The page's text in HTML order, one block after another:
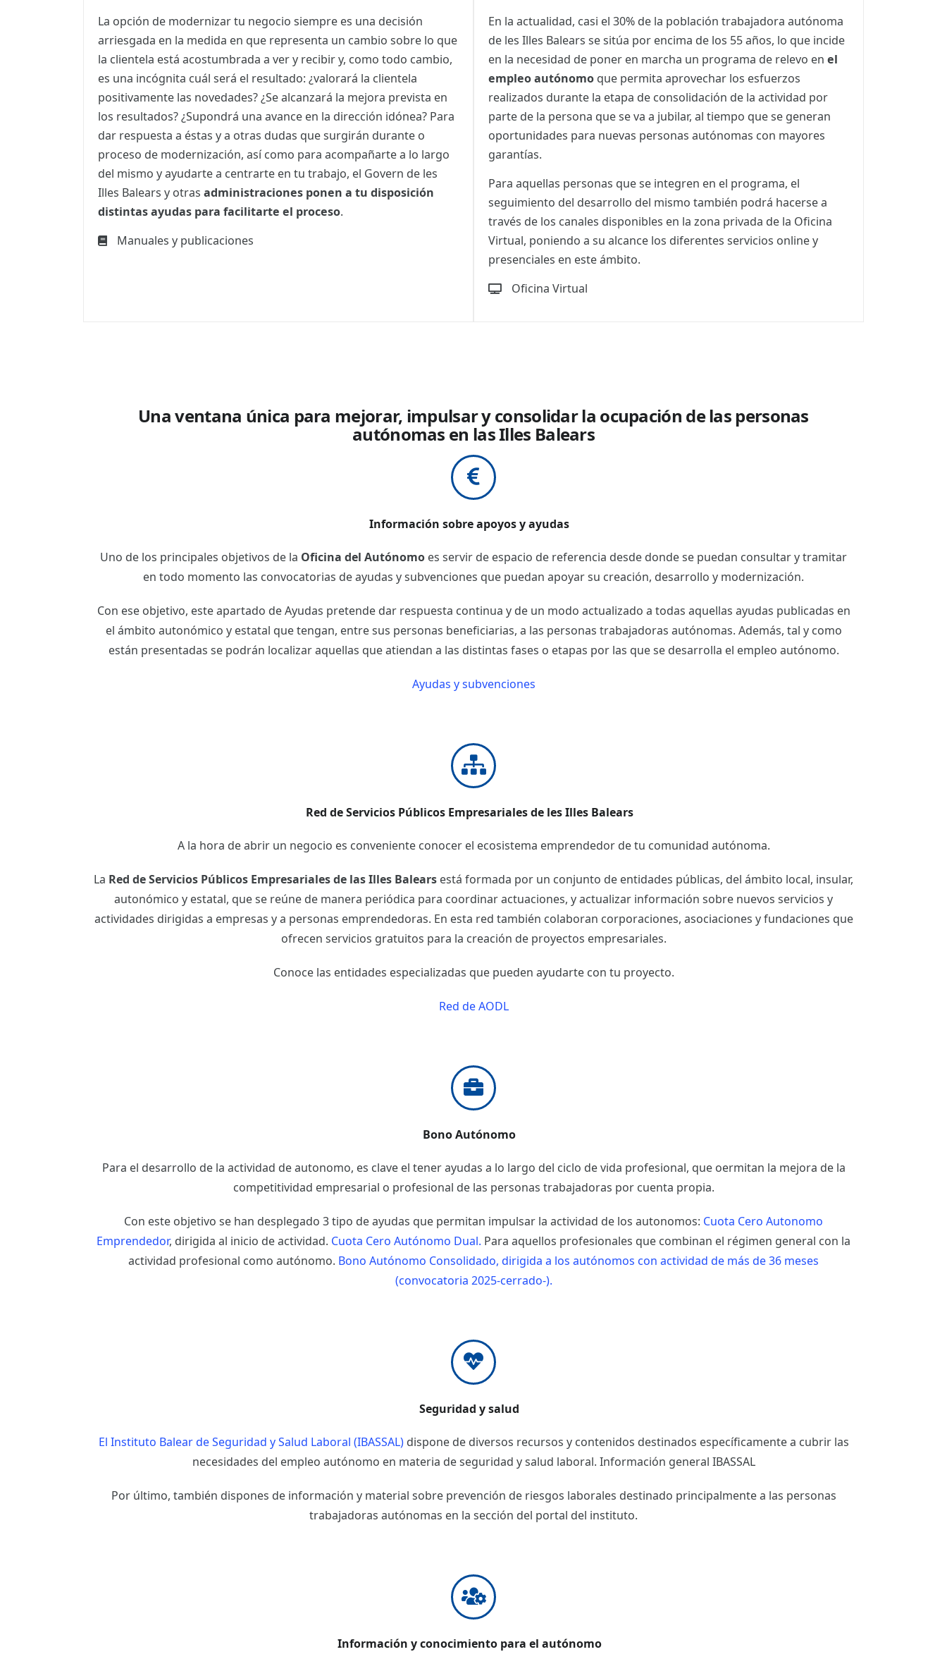
La opción de modernizar tu negocio siempre es una decisión
arriesgada en la medida en que representa un cambio sobre lo que
la clientela está acostumbrada a ver y recibir y, como todo cambio,
es una incógnita cuál será el resultado: ¿valorará la clientela
positivamente las novedades? ¿Se alcanzará la mejora prevista en
los resultados? ¿Supondrá una avance en la dirección idónea? Para
dar respuesta a éstas y a otras dudas que surgirán durante o
proceso de modernización, así como para acompañarte a lo largo
del mismo y ayudarte a centrarte en tu trabajo, el Govern de les
Illes Balears y otras administraciones ponen a tu disposición
distintas ayudas para facilitarte el proceso.
Manuales y publicaciones
En la actualidad, casi el 30% de la población trabajadora autónoma
de les Illes Balears se sitúa por encima de los 55 años, lo que incide
en la necesidad de poner en marcha un programa de relevo en el
empleo autónomo que permita aprovechar los esfuerzos
realizados durante la etapa de consolidación de la actividad por
parte de la persona que se va a jubilar, al tiempo que se generan
oportunidades para nuevas personas autónomas con mayores
garantías.
Para aquellas personas que se integren en el programa, el
seguimiento del desarrollo del mismo también podrá hacerse a
través de los canales disponibles en la zona privada de la Oficina
Virtual, poniendo a su alcance los diferentes servicios online y
presenciales en este ámbito.
Oficina Virtual
Una ventana única para mejorar, impulsar y consolidar la ocupación de las personas
autónomas en las Illes Balears
Información sobre apoyos y ayudas
Uno de los principales objetivos de la Oficina del Autónomo es servir de espacio de referencia desde donde se puedan consultar y tramitar
en todo momento las convocatorias de ayudas y subvenciones que puedan apoyar su creación, desarrollo y modernización.
Con ese objetivo, este apartado de Ayudas pretende dar respuesta continua y de un modo actualizado a todas aquellas ayudas publicadas en
el ámbito autonómico y estatal que tengan, entre sus personas beneficiarias, a las personas trabajadoras autónomas. Además, tal y como
están presentadas se podrán localizar aquellas que atiendan a las distintas fases o etapas por las que se desarrolla el empleo autónomo.
Ayudas y subvenciones
Red de Servicios Públicos Empresariales de les Illes Balears
A la hora de abrir un negocio es conveniente conocer el ecosistema emprendedor de tu comunidad autónoma.
La Red de Servicios Públicos Empresariales de las Illes Balears está formada por un conjunto de entidades públicas, del ámbito local, insular,
autonómico y estatal, que se reúne de manera periódica para coordinar actuaciones, y actualizar información sobre nuevos servicios y
actividades dirigidas a empresas y a personas emprendedoras. En esta red también colaboran corporaciones, asociaciones y fundaciones que
ofrecen servicios gratuitos para la creación de proyectos empresariales.
Conoce las entidades especializadas que pueden ayudarte con tu proyecto.
Red de AODL
Bono Autónomo
Para el desarrollo de la actividad de autonomo, es clave el tener ayudas a lo largo del ciclo de vida profesional, que oermitan la mejora de la
competitividad empresarial o profesional de las personas trabajadoras por cuenta propia.
Con este objetivo se han desplegado 3 tipo de ayudas que permitan impulsar la actividad de los autonomos: Cuota Cero Autonomo
Emprendedor, dirigida al inicio de actividad. Cuota Cero Autónomo Dual. Para aquellos profesionales que combinan el régimen general con la
actividad profesional como autónomo. Bono Autónomo Consolidado, dirigida a los autónomos con actividad de más de 36 meses
(convocatoria 2025-cerrado-).
Seguridad y salud
El Instituto Balear de Seguridad y Salud Laboral (IBASSAL)dispone de diversos recursos y contenidos destinados específicamente a cubrir las
necesidades del empleo autónomo en materia de seguridad y salud laboral. Información general IBASSAL
Por último, también dispones de información y material sobre prevención de riesgos laborales destinado principalmente a las personas
trabajadoras autónomas en la sección del portal del instituto.
Información y conocimiento para el autónomo